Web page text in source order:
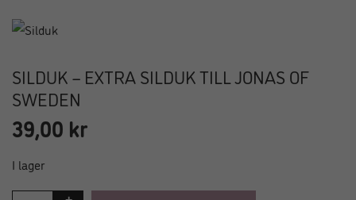
SILDUK – EXTRA SILDUK TILL JONAS OF
SWEDEN
39,00 kr
I lager